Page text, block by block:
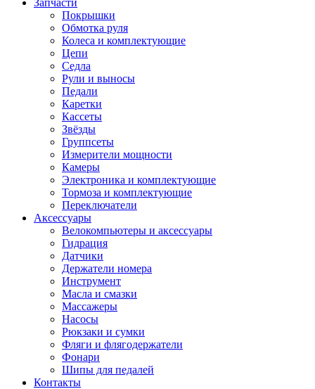
Запчасти
Покрышки
Обмотка руля
Колеса и комплектующие
Цепи
Седла
Рули и выносы
Педали
Каретки
Кассеты
Звёзды
Группсеты
Измерители мощности
Камеры
Электроника и комплектующие
Тормоза и комплектующие
Переключатели
Аксессуары
Велокомпьютеры и аксессуары
Гидрация
Датчики
Держатели номера
Инструмент
Масла и смазки
Массажеры
Насосы
Рюкзаки и сумки
Фляги и флягодержатели
Фонари
Шипы для педалей
Контакты